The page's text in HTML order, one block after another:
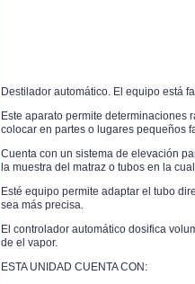
Destilador automático. El equipo está
Este aparato permite determinaciones
colocar en partes o lugares pequeños
Cuenta con un sistema de elevación
la muestra del matraz o tubos en la
Esté equipo permite adaptar el tubo
sea más precisa.
El controlador automático dosifica
de el vapor.
ESTA UNIDAD CUENTA CON: